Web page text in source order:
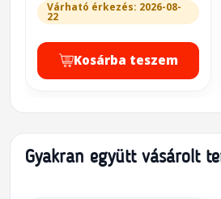
Várható érkezés: 2026-08-
22
Kosárba teszem
Gyakran együtt vásárolt